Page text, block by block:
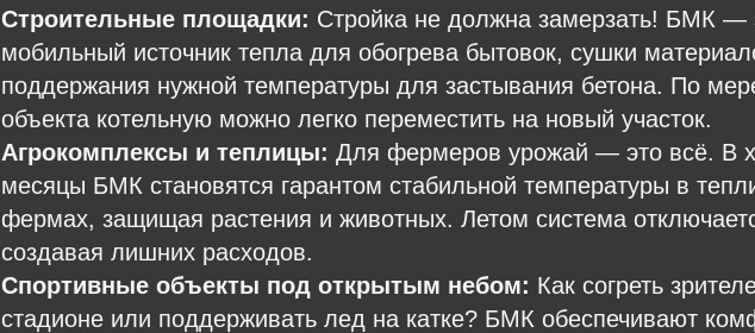
Строительные площадки: Стройка не должна замерзать! БМК —
мобильный источник тепла для обогрева бытовок, сушки
поддержания нужной температуры для застывания бетона. По
объекта котельную можно легко переместить на новый участок.
Агрокомплексы и теплицы: Для фермеров урожай — это всё. В
месяцы БМК становятся гарантом стабильной температуры в
фермах, защищая растения и животных. Летом система
создавая лишних расходов.
Спортивные объекты под открытым небом: Как согреть
стадионе или поддерживать лед на катке? БМК обеспечивают